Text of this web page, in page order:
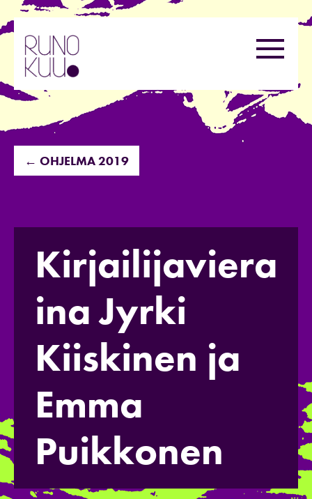
Hyppää
sisältöön
← OHJELMA 2019
Kirjailijaviera
ina Jyrki
Kiiskinen ja
Emma
Puikkonen